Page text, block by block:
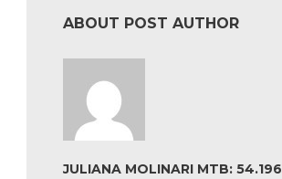
ABOUT POST AUTHOR
JULIANA MOLINARI MTB: 54.196